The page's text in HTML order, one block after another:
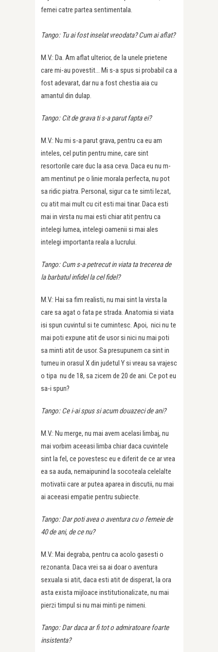
femei catre partea sentimentala.
Tango: Tu ai fost inselat vreodata? Cum ai aflat?
M.V.: Da. Am aflat ulterior, de la unele prietene
care mi-au povestit… Mi s-a spus si probabil ca a
fost adevarat, dar nu a fost chestia aia cu
amantul din dulap.
Tango: Cit de grava ti s-a parut fapta ei?
M.V.: Nu mi s-a parut grava, pentru ca eu am
inteles, cel putin pentru mine, care sint
resortorile care duc la asa ceva. Daca eu nu m-
am mentinut pe o linie morala perfecta, nu pot
sa ridic piatra. Personal, sigur ca te simti lezat,
cu atit mai mult cu cit esti mai tinar. Daca esti
mai in virsta nu mai esti chiar atit pentru ca
intelegi lumea, intelegi oamenii si mai ales
intelegi importanta reala a lucrului.
Tango: Cum s-a petrecut in viata ta trecerea de
la barbatul infidel la cel fidel?
M.V.: Hai sa fim realisti, nu mai sint la virsta la
care sa agat o fata pe strada. Anatomia si viata
isi spun cuvintul si te cumintesc. Apoi, nici nu te
mai poti expune atit de usor si nici nu mai poti
sa minti atit de usor. Sa presupunem ca sint in
turneu in orasul X din judetul Y si vreau sa vrajesc
o tipa nu de 18, sa zicem de 20 de ani. Ce pot eu
sa-i spun?
Tango: Ce i-ai spus si acum douazeci de ani?
M.V.: Nu merge, nu mai avem acelasi limbaj, nu
mai vorbim aceeasi limba chiar daca cuvintele
sint la fel, ce povestesc eu e diferit de ce ar vrea
ea sa auda, nemaipunind la socoteala celelalte
motivatii care ar putea aparea in discutii, nu mai
ai aceeasi empatie pentru subiecte.
Tango: Dar poti avea o aventura cu o femeie de
40 de ani, de ce nu?
M.V.: Mai degraba, pentru ca acolo gasesti o
rezonanta. Daca vrei sa ai doar o aventura
sexuala si atit, daca esti atit de disperat, la ora
asta exista mijloace institutionalizate, nu mai
pierzi timpul si nu mai minti pe nimeni.
Tango: Dar daca ar fi tot o admiratoare foarte
insistenta?